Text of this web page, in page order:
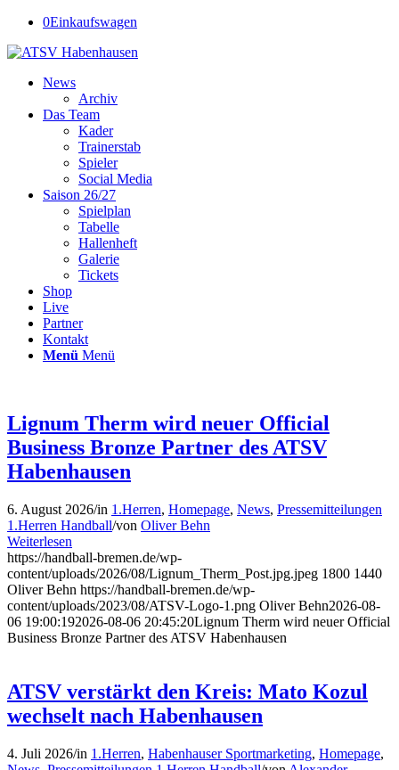
0Einkaufswagen
News
Archiv
Das Team
Kader
Trainerstab
Spieler
Social Media
Saison 26/27
Spielplan
Tabelle
Hallenheft
Galerie
Tickets
Shop
Live
Partner
Kontakt
Menü Menü
Lignum Therm wird neuer Official
Business Bronze Partner des ATSV
Habenhausen
6. August 2026/in 1.Herren, Homepage, News, Pressemitteilungen
1.Herren Handball/von Oliver Behn
Weiterlesen
https://handball-bremen.de/wp-
content/uploads/2026/08/Lignum_Therm_Post.jpg.jpeg 1800 1440
Oliver Behn https://handball-bremen.de/wp-
content/uploads/2023/08/ATSV-Logo-1.png Oliver Behn2026-08-
06 19:00:192026-08-06 20:45:20Lignum Therm wird neuer Official
Business Bronze Partner des ATSV Habenhausen
ATSV verstärkt den Kreis: Mato Kozul
wechselt nach Habenhausen
4. Juli 2026/in 1.Herren, Habenhauser Sportmarketing, Homepage,